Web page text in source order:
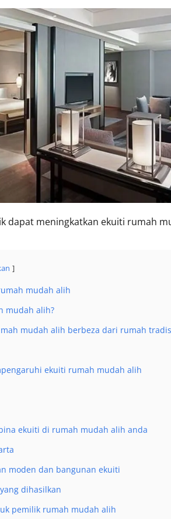
dapat meningkatkan ekuiti rumah
mudah alih
mudah alih?
mudah alih berbeza dari rumah
ekuiti rumah mudah alih
ekuiti di rumah mudah alih anda
moden dan bangunan ekuiti
dihasilkan
pemilik rumah mudah alih